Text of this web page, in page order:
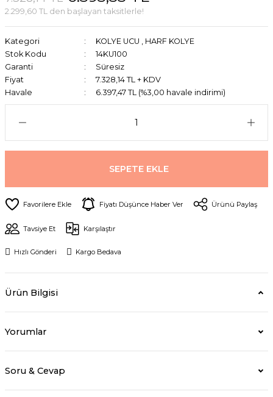
2.299,60 TL den başlayan taksitlerle!
Kategori KOLYE UCU , HARF KOLYE
Stok Kodu
14KU100
Garanti
Süresiz
Fiyat
7.328,14 TL + KDV
Havale
6.397,47 TL (%3,00 havale indirimi)
SEPETE EKLE
Fiyatı Düşünce Haber Ver Ürünü Paylaş
Tavsiye Et Karşılaştır
Hızlı Gönderi Kargo Bedava
Ürün Bilgisi
Yorumlar
Soru & Cevap